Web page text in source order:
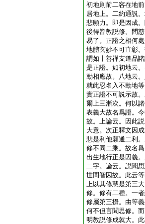
初地則前二容在地
居地上。二約通説
悲願力。即是因成
後得皆教説修。問
易了。正證之相何
地體玄妙不可直彰
謂如十善禪支道品
是正證。如初地云
動相應故。八地云
就此忍名入不動地
實正證不可説示故
爾上三漸次。何以
表義大故名爲證。
故。上論云。因此
大意。次正釋文因
悲是利他願通二利
修不同二乘。故名
出生地行正是因義
二字。論云。説聞
世間智因故。此云
上以其修慧是第三
修。修有二種。一
修屬第三攝。由等
何不但言聞思修。
明教説修成就大。